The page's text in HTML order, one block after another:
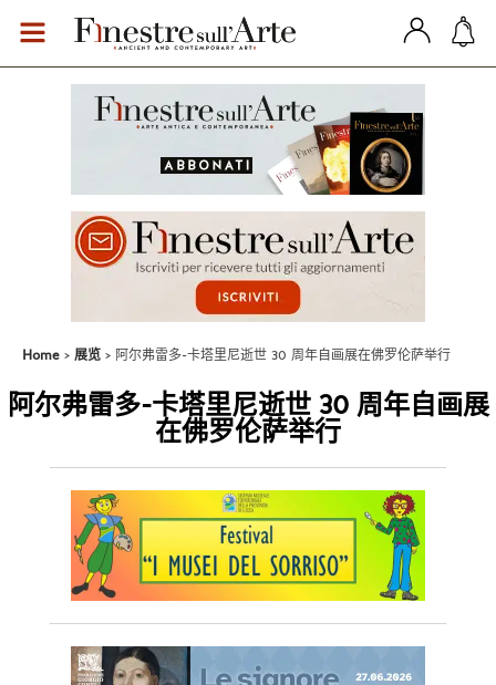
Home 展览 阿尔弗雷多-卡塔里尼逝世 30 周年自画展在佛罗伦萨举行
阿尔弗雷多-卡塔里尼逝世 30 周年自画展
在佛罗伦萨举行